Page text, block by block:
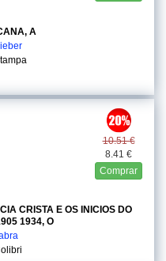
A
10.51 €
8.41 €
Comprar
CRISTA E OS INICIOS DO
1934, O